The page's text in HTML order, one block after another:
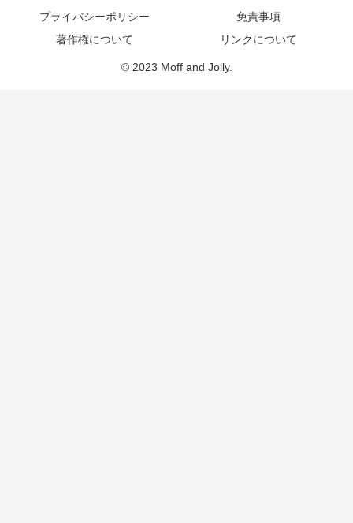
プライバシーポリシー
免責事項
著作権について
リンクについて
© 2023 Moff and Jolly.